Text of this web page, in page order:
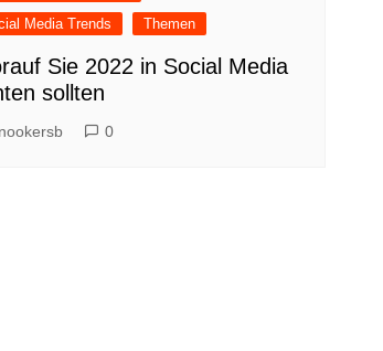
Media Trends
Themen
Sie 2022 in Social Media
sollten
0